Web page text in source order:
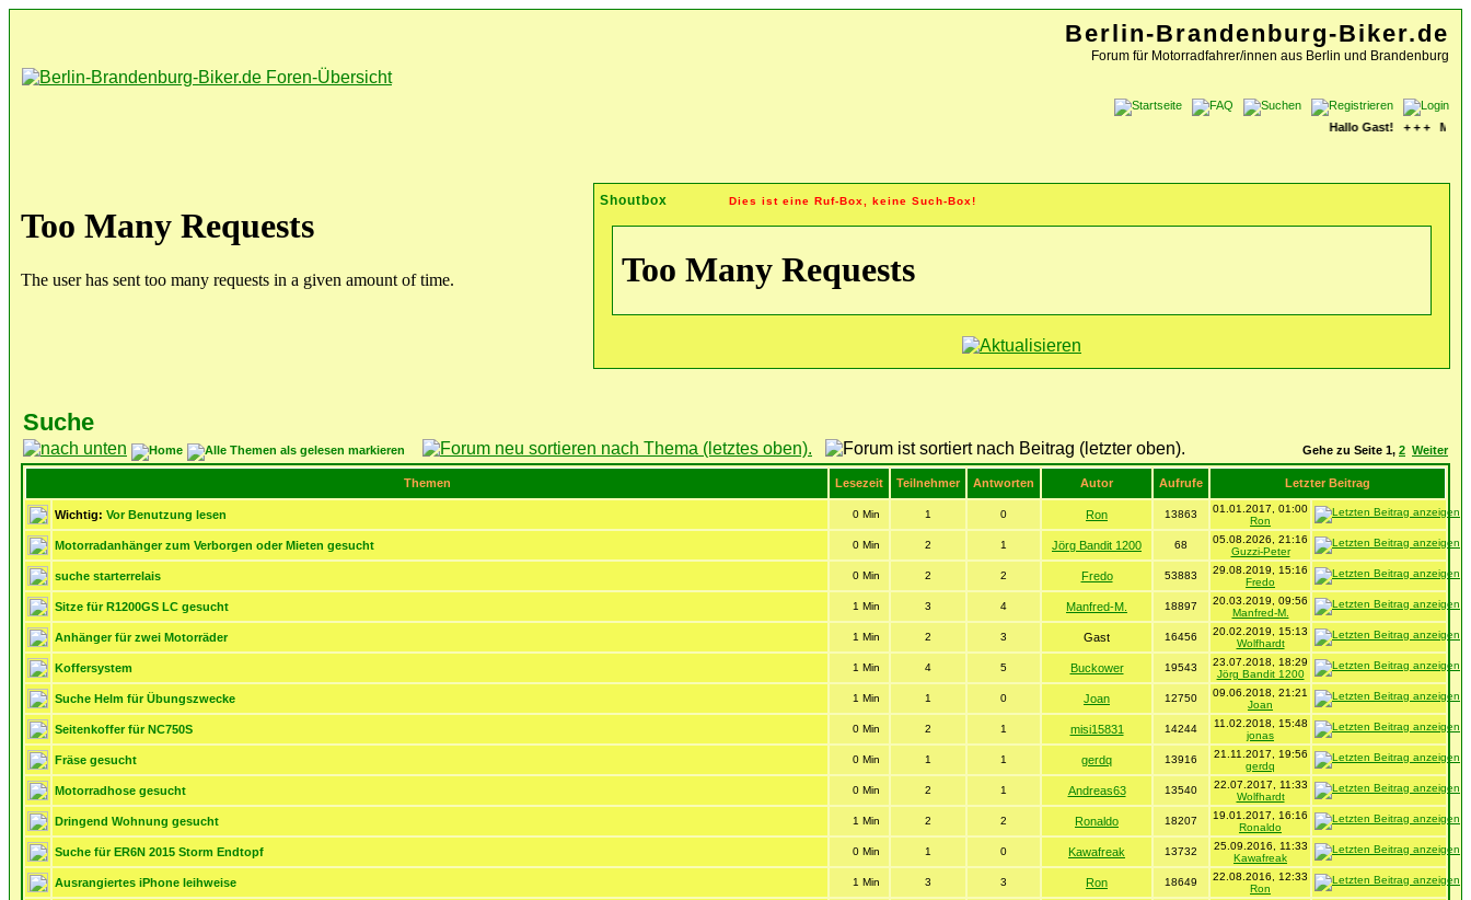
Berlin-Brandenburg-Biker.de
Forum für Motorradfahrer/innen aus Berlin und Brandenburg
Hallo Gast! + + +
Shoutbox Dies ist eine Ruf-Box, keine Such-Box!
Suche
Gehe zu Seite 1, 2 Weiter
Themen Lesezeit Teilnehmer Antworten Autor Aufrufe Letzter Beitrag
Wichtig: Vor Benutzung lesen 0 Min 1 0 Ron 13863
01.01.2017, 01:00
Ron
Motorradanhänger zum Verborgen oder Mieten gesucht 0 Min 2 1 Jörg Bandit 1200 68
05.08.2026, 21:16
Guzzi-Peter
suche starterrelais 0 Min 2 2 Fredo 53883
29.08.2019, 15:16
Fredo
Sitze für R1200GS LC gesucht 1 Min 3 4 Manfred-M. 18897
20.03.2019, 09:56
Manfred-M.
Anhänger für zwei Motorräder 1 Min 2 3 Gast 16456
20.02.2019, 15:13
Wolfhardt
Koffersystem 1 Min 4 5 Buckower 19543
23.07.2018, 18:29
Jörg Bandit 1200
Suche Helm für Übungszwecke 1 Min 1 0 Joan 12750
09.06.2018, 21:21
Joan
Seitenkoffer für NC750S 0 Min 2 1 misi15831 14244
11.02.2018, 15:48
jonas
Fräse gesucht 0 Min 1 1 gerdq 13916
21.11.2017, 19:56
gerdq
Motorradhose gesucht 0 Min 2 1 Andreas63 13540
22.07.2017, 11:33
Wolfhardt
Dringend Wohnung gesucht 1 Min 2 2 Ronaldo 18207
19.01.2017, 16:16
Ronaldo
Suche für ER6N 2015 Storm Endtopf 0 Min 1 0 Kawafreak 13732
25.09.2016, 11:33
Kawafreak
Ausrangiertes iPhone leihweise 1 Min 3 3 Ron 18649
22.08.2016, 12:33
Ron